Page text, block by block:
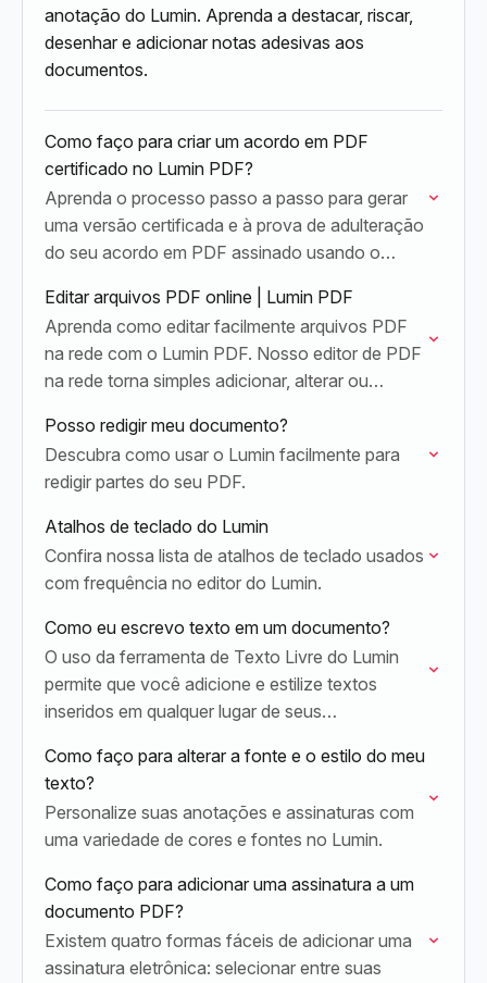
anotação do Lumin. Aprenda a destacar, riscar,
desenhar e adicionar notas adesivas aos
documentos.
Como faço para criar um acordo em PDF
certificado no Lumin PDF?
Aprenda o processo passo a passo para gerar
uma versão certificada e à prova de adulteração
do seu acordo em PDF assinado usando o
Editar arquivos PDF online | Lumin PDF
Aprenda como editar facilmente arquivos PDF
na rede com o Lumin PDF. Nosso editor de PDF
na rede torna simples adicionar, alterar ou
Posso redigir meu documento?
Descubra como usar o Lumin facilmente para
redigir partes do seu PDF.
Atalhos de teclado do Lumin
Confira nossa lista de atalhos de teclado usados
com frequência no editor do Lumin.
Como eu escrevo texto em um documento?
O uso da ferramenta de Texto Livre do Lumin
permite que você adicione e estilize textos
inseridos em qualquer lugar de seus
Como faço para alterar a fonte e o estilo do meu
texto?
Personalize suas anotações e assinaturas com
uma variedade de cores e fontes no Lumin.
Como faço para adicionar uma assinatura a um
documento PDF?
Existem quatro formas fáceis de adicionar uma
assinatura eletrônica: selecionar entre suas